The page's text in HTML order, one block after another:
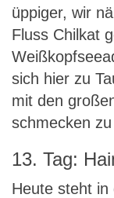
üppiger, wir
Fluss Chilkat
sich hier zu
mit den
schmecken
13. Tag:
Heute steht in